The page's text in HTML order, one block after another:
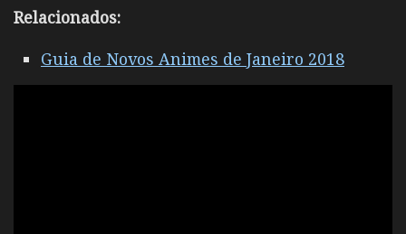
Relacionados:
Guia de Novos Animes de Janeiro 2018